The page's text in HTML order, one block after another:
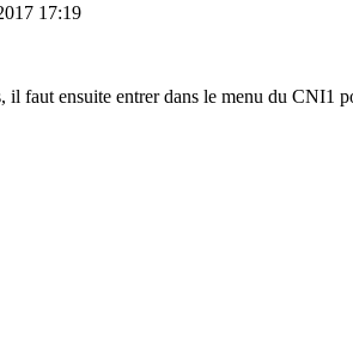
17:19
faut ensuite entrer dans le menu du CNI1